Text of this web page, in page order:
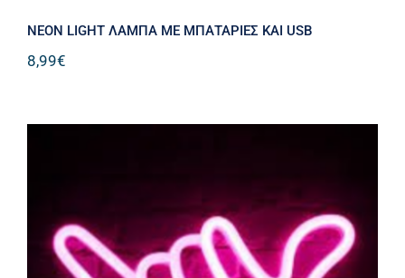
NEON LIGHT ΛΑΜΠΑ ΜΕ ΜΠΑΤΑΡΙΕΣ ΚΑΙ USB
8,99€